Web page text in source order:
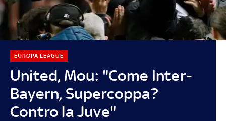
United, Mou: "Come Inter-
Bayern, Supercoppa?
Contro la Juve"
EUROPA LEAGUE